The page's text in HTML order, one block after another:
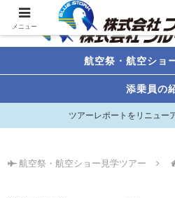
航空祭・航空ショ
添乗員の
ツアーレポートをリニュー
航空祭・航空ショー見学ツアー
メニュー